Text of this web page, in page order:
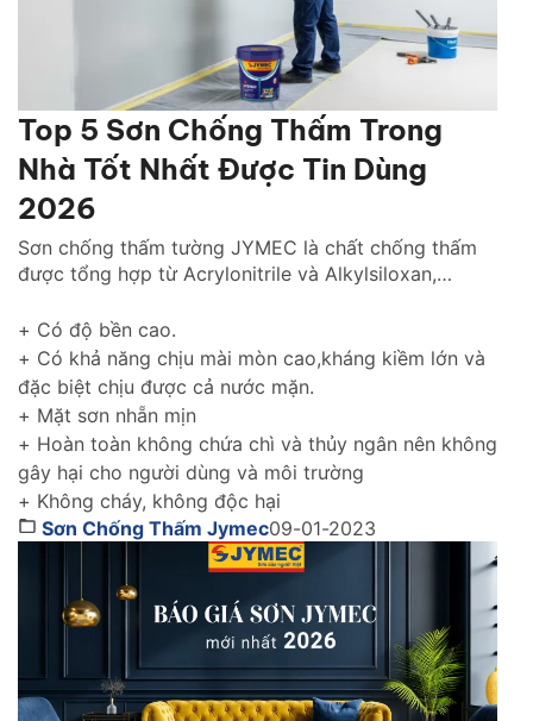
Top 5 Sơn Chống Thấm Trong
Nhà Tốt Nhất Được Tin Dùng
2026
Sơn chống thấm tường JYMEC là chất chống thấm
được tổng hợp từ Acrylonitrile và Alkylsiloxan,
tường ngoài trời gìn giữ và tôn lên vẻ đẹp ngôi nhà
của bạn thách thức với thời gian.
+ Có độ bền cao.
+ Có khả năng chịu mài mòn cao,kháng kiềm lớn và
đặc biệt chịu được cả nước mặn.
+ Mặt sơn nhẵn mịn
+ Hoàn toàn không chứa chì và thủy ngân nên không
gây hại cho người dùng và môi trường
+ Không cháy, không độc hại
Sơn Chống Thấm Jymec09-01-2023